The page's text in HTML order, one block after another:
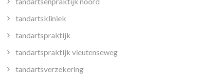
tandartskliniek
tandartspraktijk
tandartspraktijk vleutenseweg
tandartsverzekering